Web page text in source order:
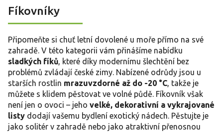
Fíkovníky
Připomeňte si chuť letní dovolené u moře přímo na své
zahradě. V této kategorii vám přinášíme nabídku
sladkých fíků , které díky modernímu šlechtění bez
problémů zvládají české zimy. Nabízené odrůdy jsou u
starších rostlin mrazuvzdorné až do -20 °C , takže je
můžete s klidem pěstovat ve volné půdě. Fíkovník však
není jen o ovoci – jeho velké, dekorativní a vykrajované
listy dodají vašemu bydlení exotický nádech. Pěstujte je
jako solitér v zahradě nebo jako atraktivní přenosnou